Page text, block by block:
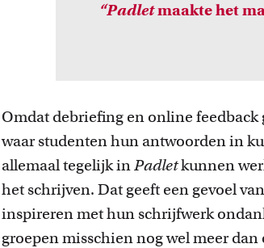
“Padletmaakte het
Omdat debriefing en online
waar studenten hun antwoorden in
allemaal tegelijk inPadletkunnen
het schrijven. Dat geeft een gevoel
inspireren met hun schrijfwerk
groepen misschien nog wel meer